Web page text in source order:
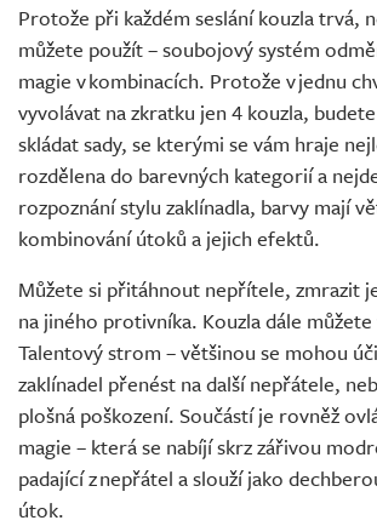
Protože při každém seslání kouzla trvá,
můžete použít – soubojový systém
magie v kombinacích. Protože v jednu
vyvolávat na zkratku jen 4 kouzla,
skládat sady, se kterými se vám hraje
rozdělena do barevných kategorií a
rozpoznání stylu zaklínadla, barvy mají
kombinování útoků a jejich efektů.
Můžete si přitáhnout nepřítele, zmrazit
na jiného protivníka. Kouzla dále
Talentový strom – většinou se mohou
zaklínadel přenést na další nepřátele,
plošná poškození. Součástí je rovněž
magie – která se nabíjí skrz zářivou
padající z nepřátel a slouží jako
útok.